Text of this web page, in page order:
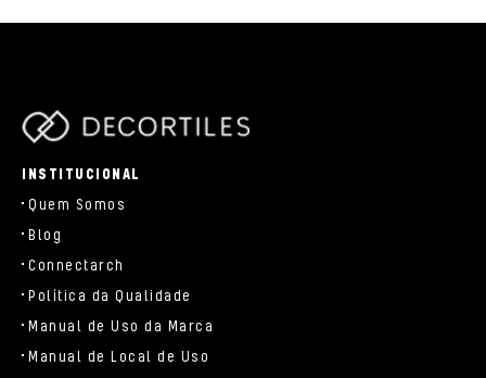
INSTITUCIONAL
Quem Somos
Blog
Connectarch
Política da Qualidade
Manual de Uso da Marca
Manual de Local de Uso